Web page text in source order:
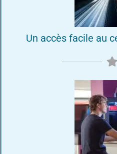
Un accès facile au